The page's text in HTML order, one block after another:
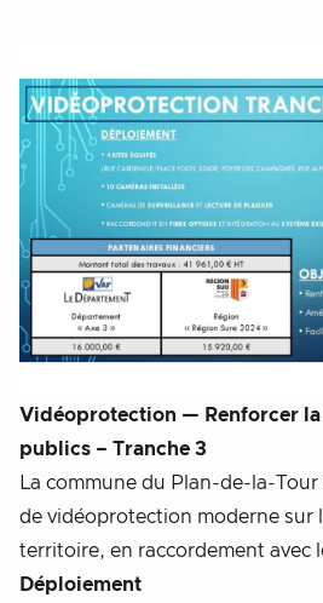
Vidéoprotection — Renforcer la
publics – Tranche 3
La commune du Plan-de-la-
de vidéoprotection moderne sur
territoire, en raccordement avec
Déploiement